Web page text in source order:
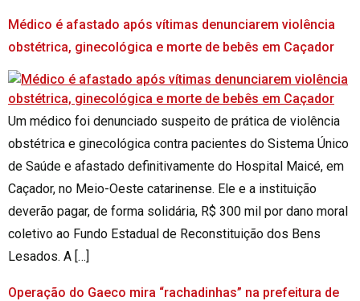
Médico é afastado após vítimas denunciarem violência
obstétrica, ginecológica e morte de bebês em Caçador
Um médico foi denunciado suspeito de prática de violência
obstétrica e ginecológica contra pacientes do Sistema Único
de Saúde e afastado definitivamente do Hospital Maicé, em
Caçador, no Meio-Oeste catarinense. Ele e a instituição
deverão pagar, de forma solidária, R$ 300 mil por dano moral
coletivo ao Fundo Estadual de Reconstituição dos Bens
Lesados. A […]
Operação do Gaeco mira “rachadinhas” na prefeitura de